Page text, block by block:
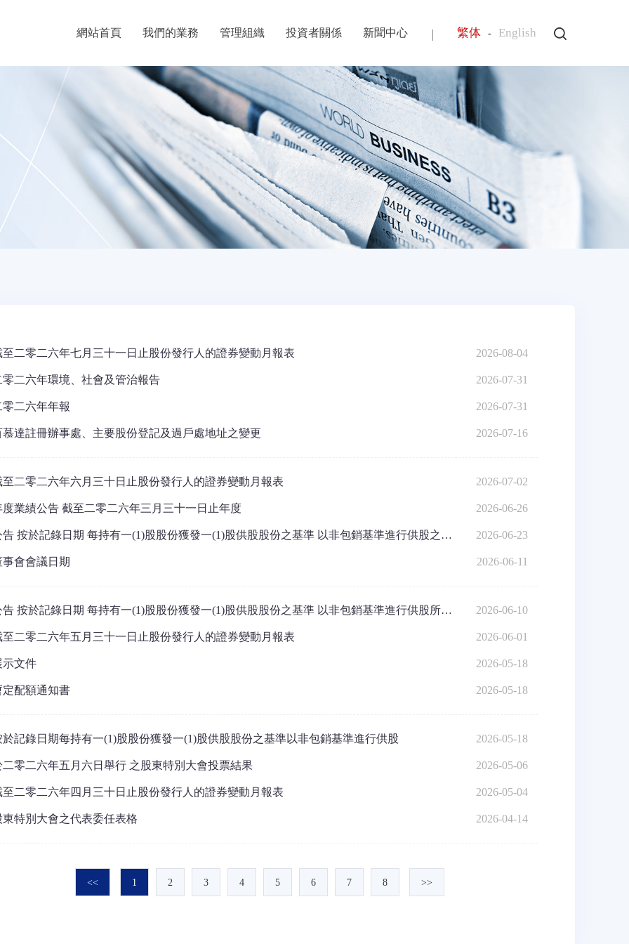
繁体 - English
網站首頁 我們的業務 管理組織 投資者關係 新聞中心
至二零二六年七月三十一日止股份發行人的證券變動月報表 2026-08-04
零二六年環境、社會及管治報告 2026-07-31
零二六年年報 2026-07-31
慕達註冊辦事處、主要股份登記及過戶處地址之變更 2026-07-16
至二零二六年六月三十日止股份發行人的證券變動月報表 2026-07-02
度業績公告 截至二零二六年三月三十一日止年度 2026-06-26
公告 按於記錄日期 每持有一(1)股股份獲發一(1)股供股股份之基準 以非包銷基準進行供股之結果 2026-06-23
事會會議日期 2026-06-11
公告 按於記錄日期 每持有一(1)股股份獲發一(1)股供股股份之基準 以非包銷基準進行供股所涉及 供股股份之有效接納結果以及 須接受補償安排之未獲認購供股股份及 除外股東未售出供股股份之數目 2026-06-10
至二零二六年五月三十一日止股份發行人的證券變動月報表 2026-06-01
示文件 2026-05-18
定配額通知書 2026-05-18
於記錄日期每持有一(1)股股份獲發一(1)股供股股份之基準以非包銷基準進行供股 2026-05-18
二零二六年五月六日舉行 之股東特別大會投票結果 2026-05-06
至二零二六年四月三十日止股份發行人的證券變動月報表 2026-05-04
東特別大會之代表委任表格 2026-04-14
<< 1 2 3 4 5 6 7 8 >>